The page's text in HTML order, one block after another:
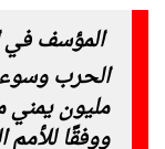
المؤسف في
مليون